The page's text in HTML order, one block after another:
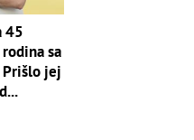
45
sa
Prišlo jej